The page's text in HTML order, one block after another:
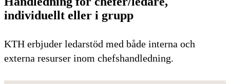
individuellt eller i grupp
KTH erbjuder ledarstöd med både interna och
externa resurser inom chefshandledning.